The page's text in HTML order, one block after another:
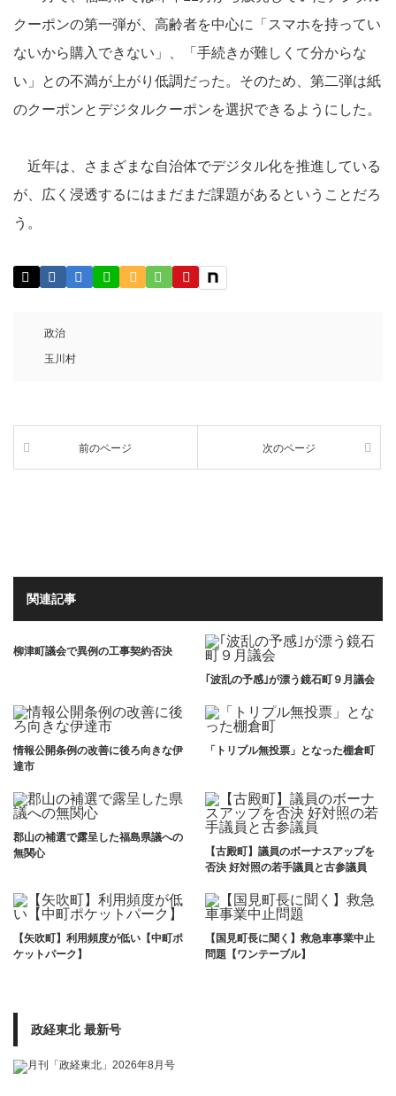
クーポンの第一弾が、高齢者を中心に「スマホを持ってい
ないから購入できない」、「手続きが難しくて分からな
い」との不満が上がり低調だった。そのため、第二弾は紙
のクーポンとデジタルクーポンを選択できるようにした。
近年は、さまざまな自治体でデジタル化を推進している
が、広く浸透するにはまだまだ課題があるということだろ
う。
政治
玉川村
前のページ 次のページ
関連記事
柳津町議会で異例の工事契約否決
｢波乱の予感｣が漂う鏡石町９月議会
情報公開条例の改善に後ろ向きな伊
達市
「トリプル無投票」となった棚倉町
郡山の補選で露呈した福島県議への
無関心
【古殿町】議員のボーナスアップを
否決 好対照の若手議員と古参議員
【矢吹町】利用頻度が低い【中町ポ
ケットパーク】
【国見町長に聞く】救急車事業中止
問題【ワンテーブル】
政経東北 最新号